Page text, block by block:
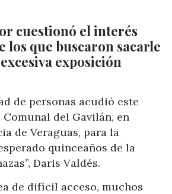
cuestionó el interés
los que buscaron sacarle
exposición
de personas acudió este
Comunal del Gavilán, en
de Veraguas, para la
quinceaños de la
Daris Valdés.
de difícil acceso, muchos